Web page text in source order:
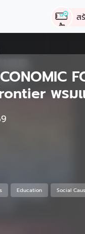
ส
พรม
Education Social